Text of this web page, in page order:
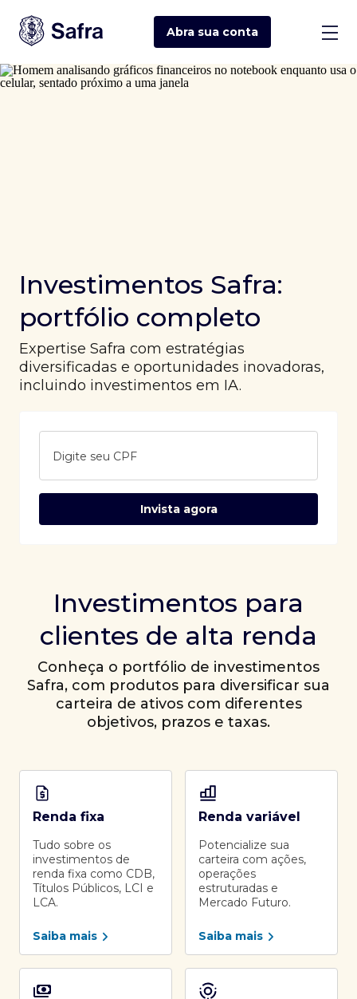
Abra sua conta
Investimentos Safra:
portfólio completo
Expertise Safra com estratégias
diversificadas e oportunidades inovadoras,
incluindo investimentos em IA.
Digite seu CPF
Invista agora
Investimentos para
clientes de alta renda
Conheça o portfólio de investimentos
Safra, com produtos para diversificar sua
carteira de ativos com diferentes
objetivos, prazos e taxas.
Renda fixa
Tudo sobre os
investimentos de
renda fixa como CDB,
Títulos Públicos, LCI e
LCA.
Saiba mais
Renda variável
Potencialize sua
carteira com ações,
operações
estruturadas e
Mercado Futuro.
Saiba mais